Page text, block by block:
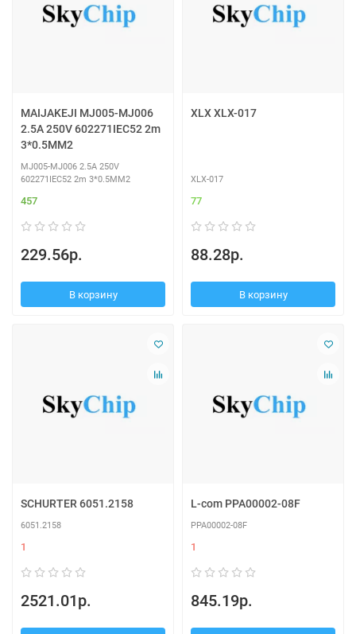
MAIJAKEJI MJ005-MJ006
2.5A 250V 602271IEC52 2m
3*0.5MM2
MJ005-MJ006 2.5A 250V
602271IEC52 2m 3*0.5MM2
457
229.56р.
В корзину
XLX XLX-017
XLX-017
77
88.28р.
В корзину
SCHURTER 6051.2158
6051.2158
1
2521.01р.
L-com PPA00002-08F
PPA00002-08F
1
845.19р.